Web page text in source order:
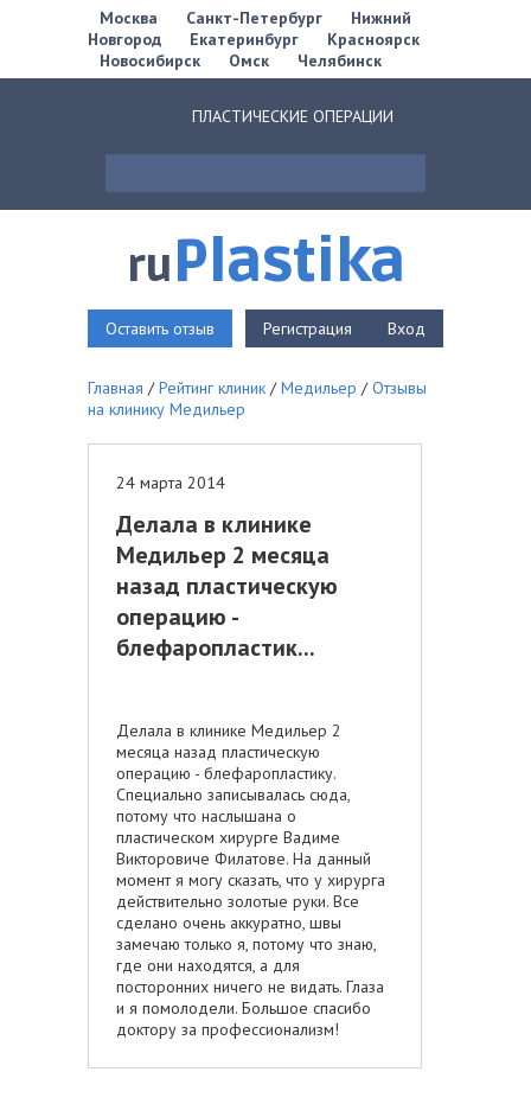
Москва Санкт-Петербург
Нижний
Новгород
Екатеринбург
Красноярск
Новосибирск
Омск Челябинск
ПЛАСТИЧЕСКИЕ ОПЕРАЦИИ
ruPlastika
Оставить отзыв Регистрация Вход
Главная /Рейтинг клиник /Медильер /Отзывы
на клинику Медильер
24 марта 2014
Делала в клинике
Медильер 2 месяца
назад пластическую
операцию -
блефаропластик...
Делала в клинике Медильер 2
месяца назад пластическую
операцию - блефаропластику.
Специально записывалась сюда,
потому что наслышана о
пластическом хирурге Вадиме
Викторовиче Филатове. На данный
момент я могу сказать, что у хирурга
действительно золотые руки. Все
сделано очень аккуратно, швы
замечаю только я, потому что знаю,
где они находятся, а для
посторонних ничего не видать. Глаза
и я помолодели. Большое спасибо
доктору за профессионализм!